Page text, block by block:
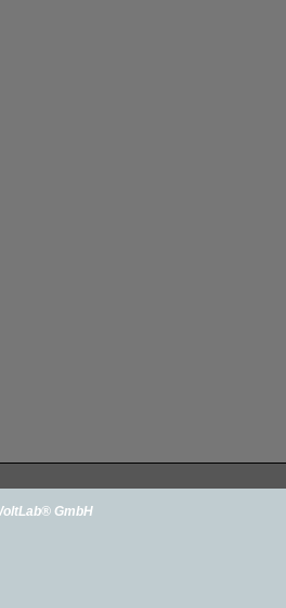
GmbH